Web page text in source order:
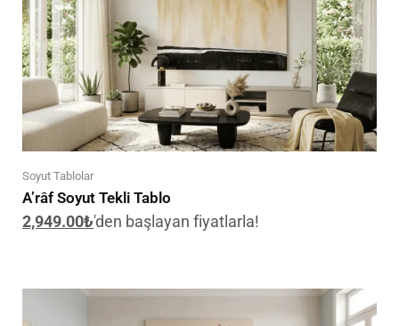
Soyut Tablolar
A’râf Soyut Tekli Tablo
2,949.00₺'den başlayan fiyatlarla!